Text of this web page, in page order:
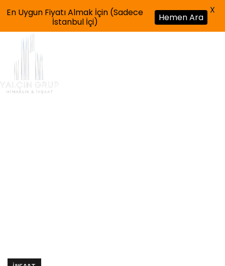
En Uygun Fiyatı Almak İçin (Sadece
İstanbul İçi)
Hemen Ara
X